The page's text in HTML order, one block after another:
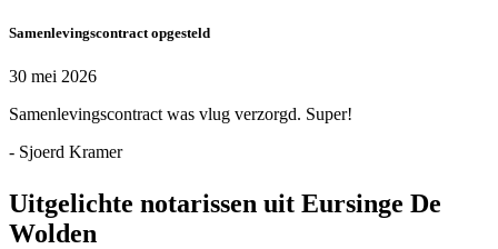
Samenlevingscontract opgesteld
30 mei 2026
Samenlevingscontract was vlug verzorgd. Super!
- Sjoerd Kramer
Uitgelichte notarissen uit Eursinge De
Wolden